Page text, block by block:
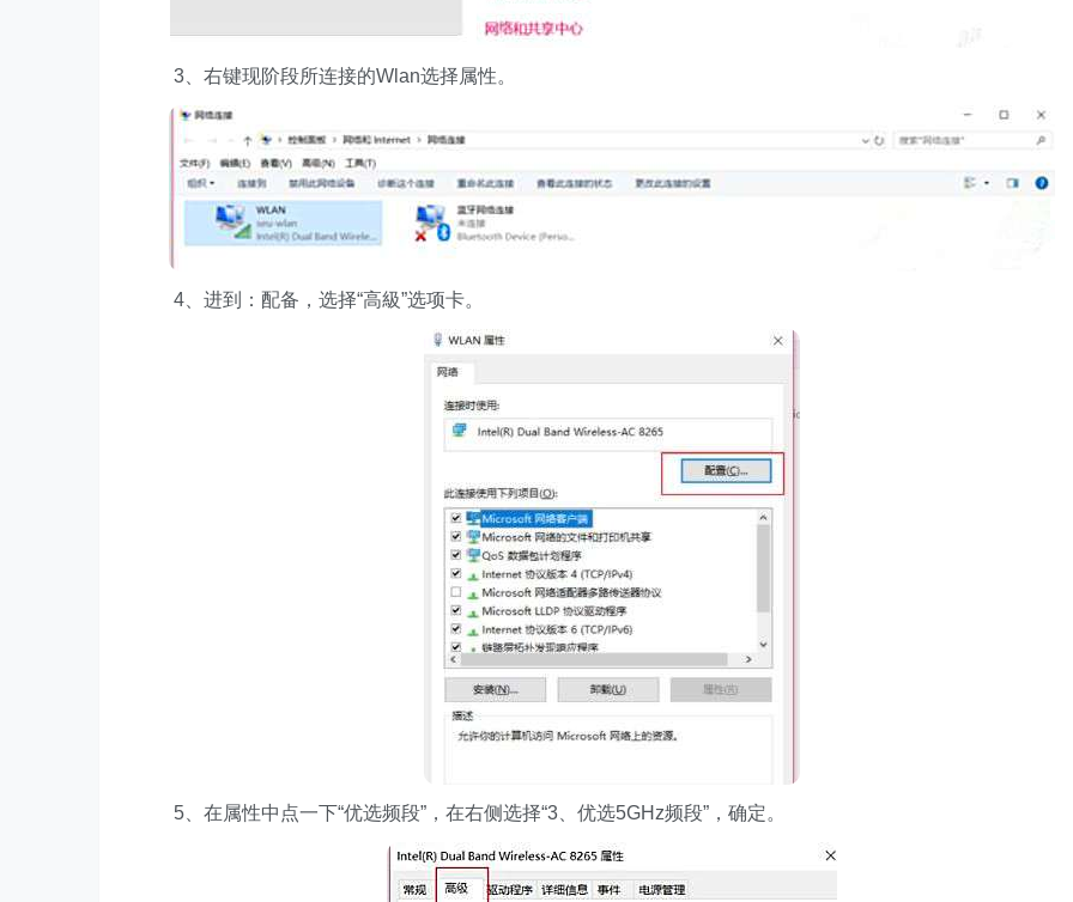
3、右键现阶段所连接的Wlan选择属性。
4、进到：配备，选择“高級”选项卡。
5、在属性中点一下“优选频段”，在右侧选择“3、优选5GHz频段”，确定。